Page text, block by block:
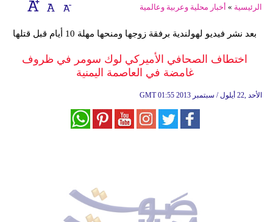
وموسيقى
الرئيسية » أخبار محلية وعربية وعالمية
بعد نشر فيديو لهولندية برفقة زوجها ومنحها مهلة 10 أيام قبل قتلها
اختطاف الصحافي الأميركي لوك سومر في ظروف
غامضة في العاصمة اليمنية
GMT 01:55 2013 الأحد ,22 أيلول / سبتمبر